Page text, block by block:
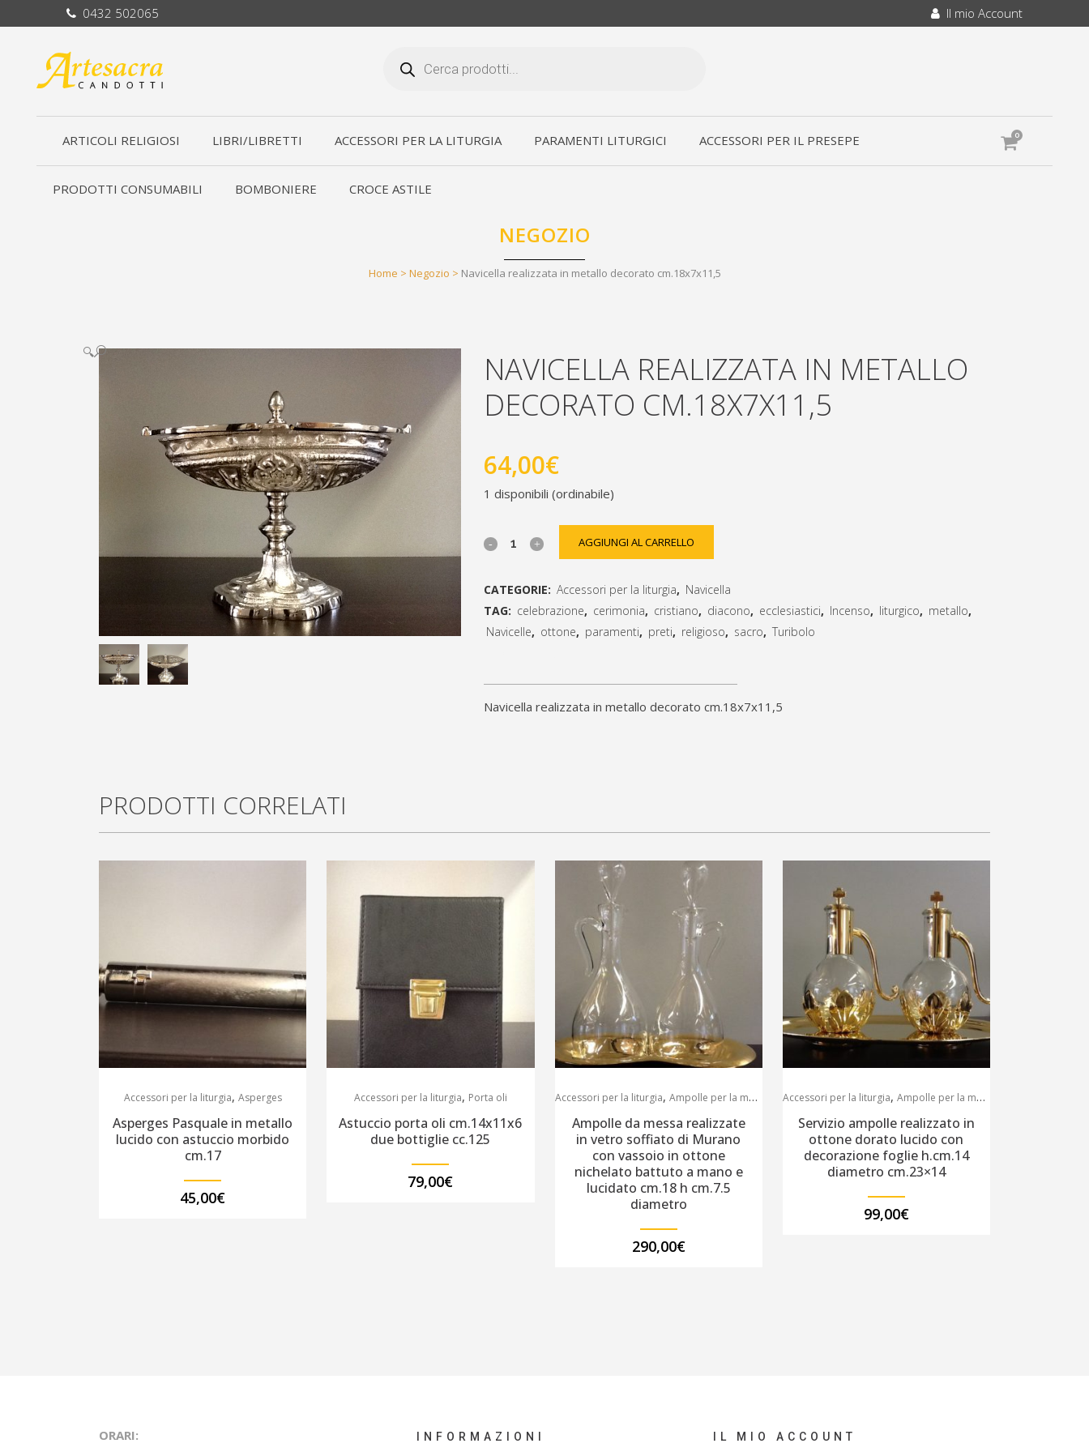
0432 502065 Il mio Account
search
ARTICOLI RELIGIOSI LIBRI/LIBRETTI ACCESSORI PER LA LITURGIA PARAMENTI LITURGICI ACCESSORI PER IL PRESEPE
PRODOTTI CONSUMABILI BOMBONIERE CROCE ASTILE
0
NEGOZIO
Home > Negozio > Navicella realizzata in metallo decorato cm.18x7x11,5
🔍
NAVICELLA REALIZZATA IN METALLO
DECORATO CM.18X7X11,5
64,00€
1 disponibili (ordinabile)
Navicella
metallo
AGGIUNGI AL CARRELLO
CATEGORIE: Accessori per la liturgia, Navicella
TAG: celebrazione, cerimonia, cristiano, diacono, ecclesiastici, Incenso, liturgico, metallo,
Navicelle, ottone, paramenti, preti, religioso, sacro, Turibolo
Navicella realizzata in metallo decorato cm.18x7x11,5
PRODOTTI CORRELATI
Accessori per la liturgia, Asperges
Asperges Pasquale in metallo
lucido con astuccio morbido
cm.17
45,00€
Accessori per la liturgia, Porta oli
Astuccio porta oli cm.14x11x6
due bottiglie cc.125
79,00€
Accessori per la liturgia, Ampolle per la messa
Ampolle da messa realizzate
in vetro soffiato di Murano
con vassoio in ottone
nichelato battuto a mano e
lucidato cm.18 h cm.7.5
diametro
290,00€
Accessori per la liturgia, Ampolle per la messa
Servizio ampolle realizzato in
ottone dorato lucido con
decorazione foglie h.cm.14
diametro cm.23×14
99,00€
ORARI:
INFORMAZIONI IL MIO ACCOUNT